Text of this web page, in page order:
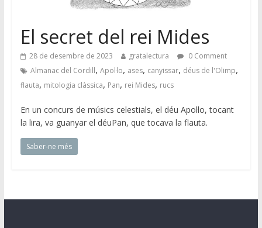
El secret del rei Mides
28 de desembre de 2023 gratalectura
0 Comment
Almanac del Cordill, Apol·lo, ases, canyissar, déus de l'Olimp,
flauta, mitologia clàssica, Pan, rei Mides, rucs
En un concurs de músics celestials, el déu Apol·lo, tocant
la lira, va guanyar el déuPan, que tocava la flauta.
Saber-ne més